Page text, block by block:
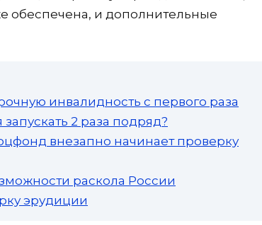
обеспечена, и дополнительные
инвалидность с первого раза
2 раза подряд?
внезапно начинает проверку
раскола России
эрудиции